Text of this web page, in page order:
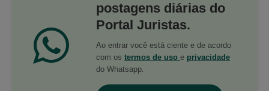
postagens diárias do
Portal Juristas.
Ao entrar você está ciente e de acordo
com os termos de uso e privacidade
do Whatsapp.